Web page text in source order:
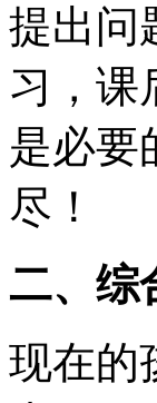
提出问
习，课
是必要
尽！
二、综
现在的